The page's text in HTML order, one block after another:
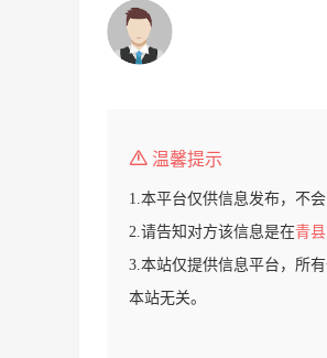
温馨提示
1.本平台仅供信息发布，不
2.请告知对方该信息是在青
3.本站仅提供信息平台，所
本站无关。